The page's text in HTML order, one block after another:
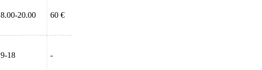
8.00-20.00 60 €
9-18 -